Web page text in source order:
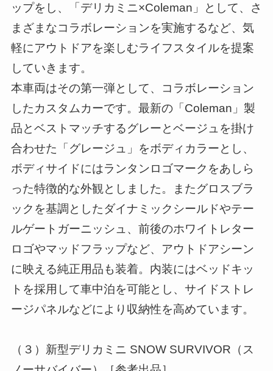
ップをし、「デリカミニ×Coleman」として、さ
まざまなコラボレーションを実施するなど、気
軽にアウトドアを楽しむライフスタイルを提案
していきます。
本車両はその第一弾として、コラボレーション
したカスタムカーです。最新の「Coleman」製
品とベストマッチするグレーとベージュを掛け
合わせた「グレージュ」をボディカラーとし、
ボディサイドにはランタンロゴマークをあしら
った特徴的な外観としました。またグロスブラ
ックを基調としたダイナミックシールドやテー
ルゲートガーニッシュ、前後のホワイトレター
ロゴやマッドフラップなど、アウトドアシーン
に映える純正用品も装着。内装にはベッドキッ
トを採用して車中泊を可能とし、サイドストレ
ージパネルなどにより収納性を高めています。
（３）新型デリカミニ SNOW SURVIVOR（ス